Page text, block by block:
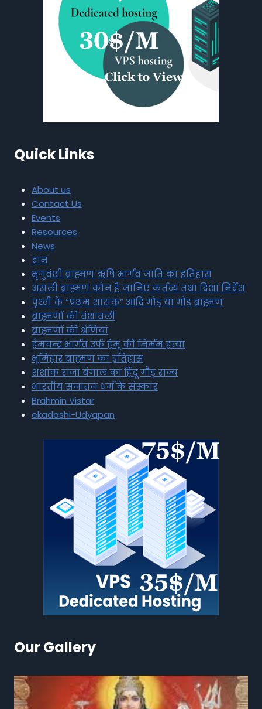
Quick Links
About us
Contact Us
Events
Resources
News
दान
भृगुवंशी ब्राह्मण ऋषि भार्गव जाति का इतिहास
असली ब्राह्मण कौन है जानिए कर्तव्य तथा दिशा निर्देश
पृथ्वी के “प्रथम शासक” आदि गौड़ या गौड़ ब्राह्मण
ब्राह्मणों की वंशावली
ब्राह्मणों की श्रेणियां
हेमचन्द्र भार्गव उर्फ हेमू की निर्मम हत्या
भूमिहार ब्राह्मण का इतिहास
शशांक राजा बंगाल का हिंदू गौड़ राज्य
भारतीय सनातन धर्म के संस्कार
Brahmin Vistar
ekadashi-Udyapan
Our Gallery